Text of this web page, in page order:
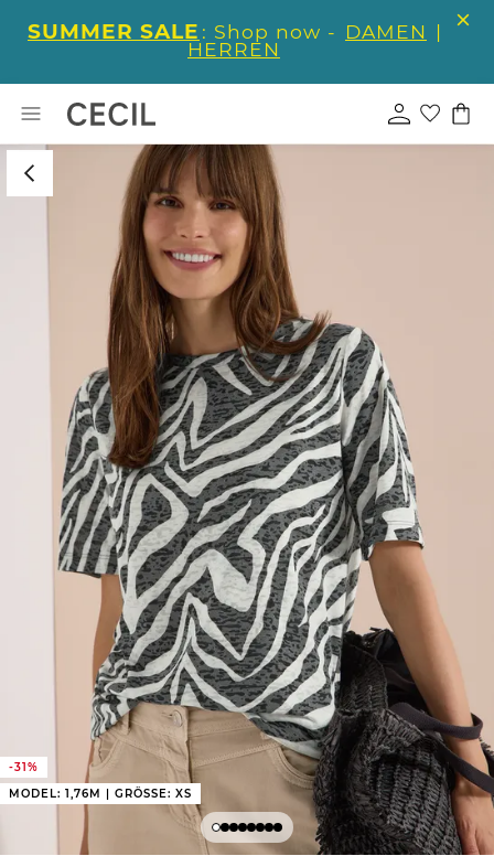
SUMMER SALE : Shop now - DAMEN |
HERREN
-31%
MODEL: 1,76M | GRÖSSE: XS